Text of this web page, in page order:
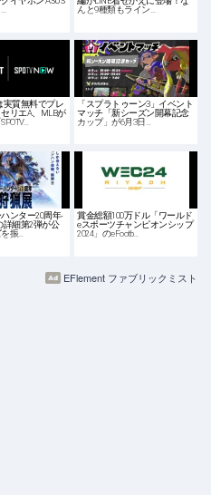
…
んと9種類もライン…
実質無料でプレ
リエA、MLBが
「スプラトゥーン3」イベント
マッチ「新シーズン開幕記念
カップ」が6月3日…
ハンター20周年-
詳細第2弾が公
振…
賞金総額100万ドル「ワールド
eスポーツチャンピオンシップ
2024」のeFootb…
EFlement ファブリックミスト